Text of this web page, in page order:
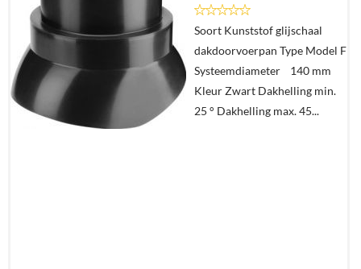
Details
In
winkelmand
Soort Kunststof glijschaal
dakdoorvoerpan Type Model F
Systeemdiameter 140 mm
Kleur Zwart Dakhelling min.
25 ° Dakhelling max. 45...